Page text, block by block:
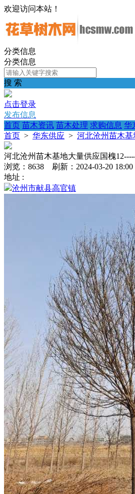
欢迎访问本站！
分类信息
分类信息
搜 索
点击登录
发布信息
首页 苗木资讯 苗木处理 求购信息 华
首页 > 华东供应 > 河北沧州苗木基
河北沧州苗木基地大量供应国槐
浏览：8638 刷新：2024-03-20 18:00
地址 :
沧州市献县高官镇